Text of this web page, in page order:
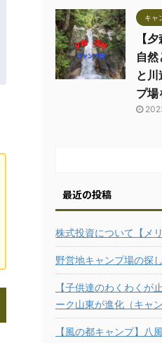
キャ
【
自然
と
プ場
最近の投稿
株式投資について【メ
野営地キャンプ場の探
【子供達のわくわくが
ーク山東が進化（キャ
【風の都キャンプ】八